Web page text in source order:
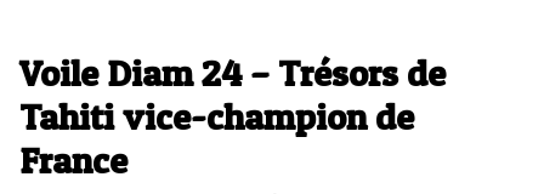
Voile Diam 24 – Trésors de
Tahiti vice-champion de
France